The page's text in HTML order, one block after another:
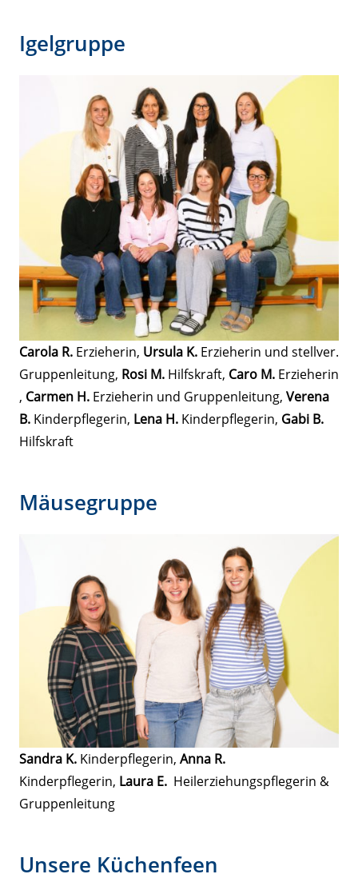
Igelgruppe
Carola R. Erzieherin, Ursula K. Erzieherin und stellver.
Gruppenleitung, Rosi M. Hilfskraft, Caro M. Erzieherin
, Carmen H. Erzieherin und Gruppenleitung, Verena
B. Kinderpflegerin, Lena H. Kinderpflegerin, Gabi B.
Hilfskraft
Mäusegruppe
Sandra K. Kinderpflegerin, Anna R.
Kinderpflegerin, Laura E. Heilerziehungspflegerin &
Gruppenleitung
Unsere Küchenfeen